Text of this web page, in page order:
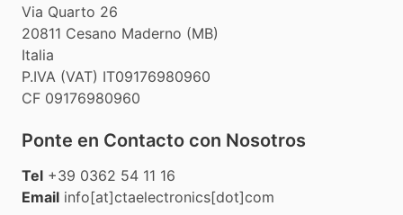
Via Quarto 26
20811 Cesano Maderno (MB)
Italia
P.IVA (VAT) IT09176980960
CF 09176980960
Ponte en Contacto con Nosotros
Tel +39 0362 54 11 16
Email info[at]ctaelectronics[dot]com